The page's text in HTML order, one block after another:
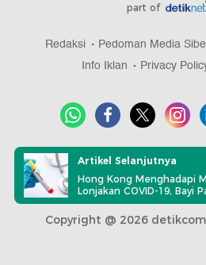
part of
Redaksi Pedoman Media
Info Iklan
Privacy
Copyright @ 2026
Artikel Selanjutnya
Hong Kong Menghadapi
Lonjakan COVID-19, Bayi